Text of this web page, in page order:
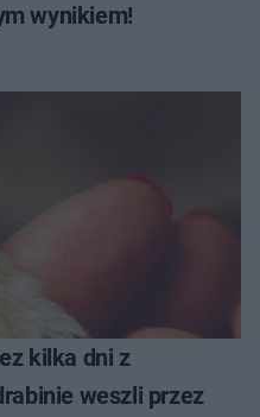
wynikiem!
kilka dni z
weszli przez